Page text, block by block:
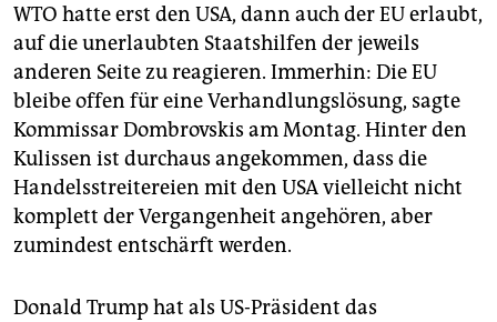
WTO hatte erst den USA, dann auch der EU erlaubt,
auf die unerlaubten Staatshilfen der jeweils
anderen Seite zu reagieren. Immerhin: Die EU
bleibe offen für eine Verhandlungslösung, sagte
Kommissar Dombrovskis am Montag. Hinter den
Kulissen ist durchaus angekommen, dass die
Handelsstreitereien mit den USA vielleicht nicht
komplett der Vergangenheit angehören, aber
zumindest entschärft werden.
Donald Trump hat als US-Präsident das